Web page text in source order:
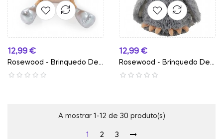
Preço
12,99 €
Rosewood - Brinquedo De...
Preço
12,99 €
Rosewood - Brinquedo De...
A mostrar 1-12 de 30 produto(s)
1 2 3